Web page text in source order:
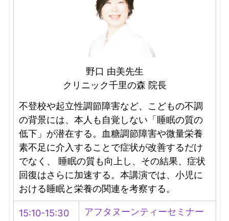
野口 由美先生
クリニック千里の森 院長
不登校や起立性調節障害など、こどもの不調
の背景には、本人も自覚しない「睡眠の質の
低下」が潜在する。血糖調節障害や微量栄養
素不足に介入することで症状が改善するだけ
でなく、 睡眠の質も向上し、その結果、症状
回復はさらに加速する。本講演では、小児に
おける睡眠と栄養の関連を考察する。
15:10-15:30 アフタヌーンティーセミナー